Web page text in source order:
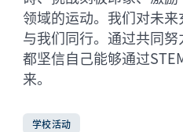
领域的运动。我们对未
与我们同行。通过共同
都坚信自己能够通过
来。
学校活动